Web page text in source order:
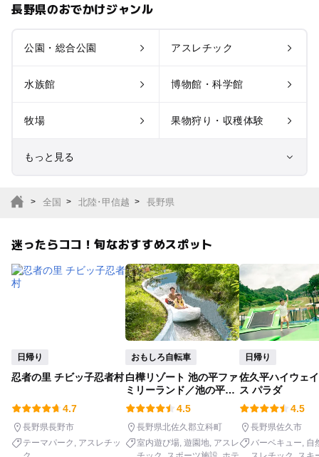
長野県のおでかけジャンル
公園・総合公園 アスレチック
水族館 博物館・科学館
牧場 果物狩り・収穫体験
もっと見る
サファリパーク
植物園・フラワーパー
ク
バーベキュー
釣り 自然景観
農業体験
潮干狩り 社会見学
全国 北陸･甲信越 長野県
迷ったらココ！旬なおすすめスポット
日帰り
忍者の里 チビッ子忍者村
4.7
長野県長野市
テーマパーク
アスレチッ
おもしろ自転車
白樺リゾート 池の平ファ
ミリーランド／池の平ホ
テル
4.5
長野県北佐久郡立科町
室内遊び場 遊園地 アスレ
日帰り
佐久平ハイウェ
ス パラダ
4.5
長野県佐久市
バーベキュー 自